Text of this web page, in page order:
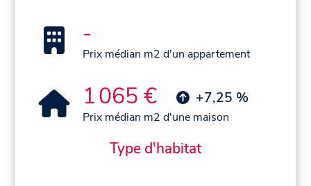
-
Prix médian m2 d'un appartement
1 065 € +7,25 %
Prix médian m2 d'une maison
Type d'habitat